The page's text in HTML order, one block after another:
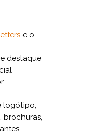
e o
destaque
logótipo,
brochuras,